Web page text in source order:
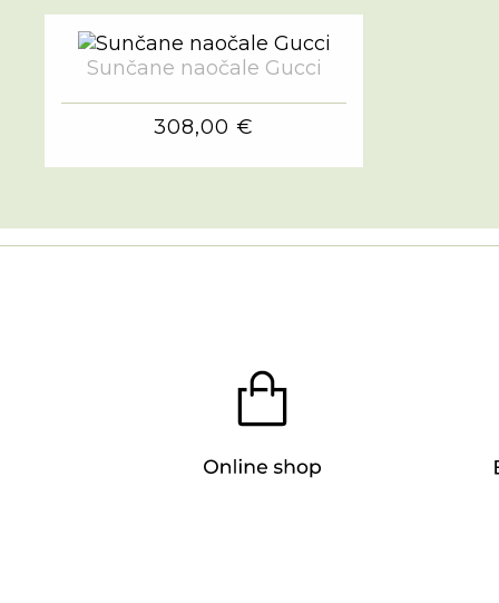
Sunčane naočale Gucci
308,00 €